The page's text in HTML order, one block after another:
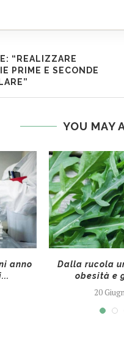
“REALIZZARE
PRIME E SECONDE
YOU MAY
anno
Dalla rucola
obesità e
20